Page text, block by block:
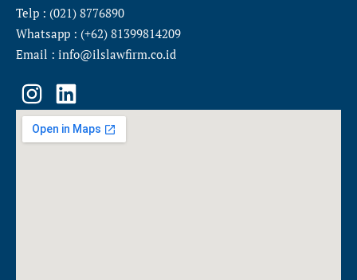
Telp : (021) 8776890
Whatsapp : (+62) 81399814209
Email : info@ilslawfirm.co.id
I
n
s
L
i
n